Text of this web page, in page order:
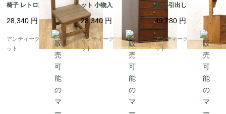
椅子 レトロ家具 教室
ヴィンテージ アンティ
ーク 日本製 子供 かわ
28,340 円
アンティークブルーパロ
ット
ット 小物入れ 収納 ア
ンティーク 骨董 日本製
シンプル ナチュラル
28,340 円
アンティークブルーパロ
ット
箱 小引出し 小物入れ
日本の道具 古民具 和骨
董 アンティーク 木製
ケヤキ材
49,280 円
アンティークブルーパロ
ット